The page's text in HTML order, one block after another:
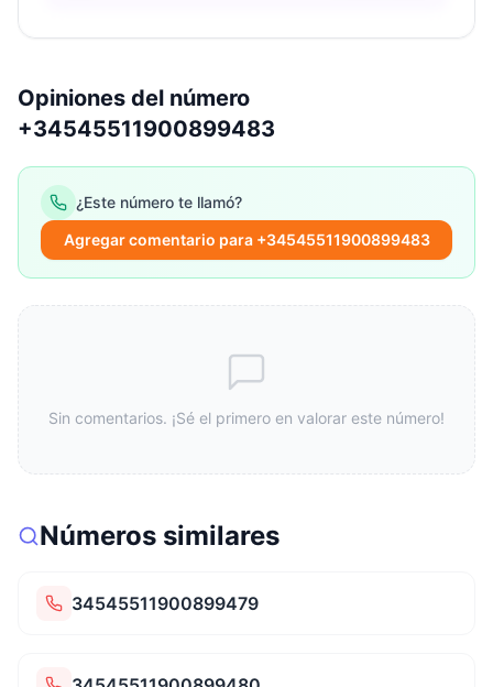
Opiniones del número
+34545511900899483
¿Este número te llamó?
Agregar comentario para +34545511900899483
Sin comentarios. ¡Sé el primero en valorar este número!
Números similares
34545511900899479